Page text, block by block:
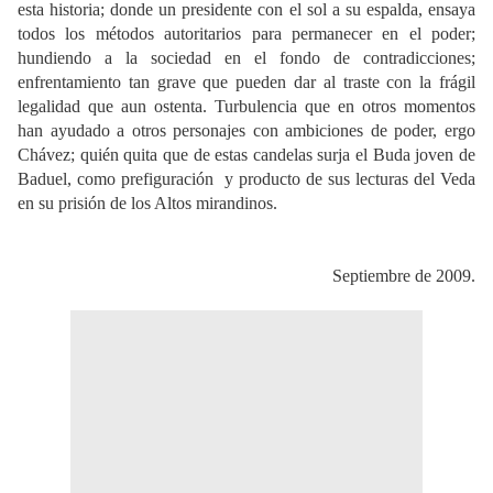
esta historia; donde un presidente con el sol a su espalda, ensaya
todos los métodos autoritarios para permanecer en el poder;
hundiendo a la sociedad en el fondo de contradicciones;
enfrentamiento tan grave que pueden dar al traste con la frágil
legalidad que aun ostenta. Turbulencia que en otros momentos
han ayudado a otros personajes con ambiciones de poder, ergo
Chávez; quién quita que de estas candelas surja el Buda joven de
Baduel, como prefiguración
y producto de sus lecturas del Veda
en su prisión de los Altos mirandinos.
Septiembre de 2009.